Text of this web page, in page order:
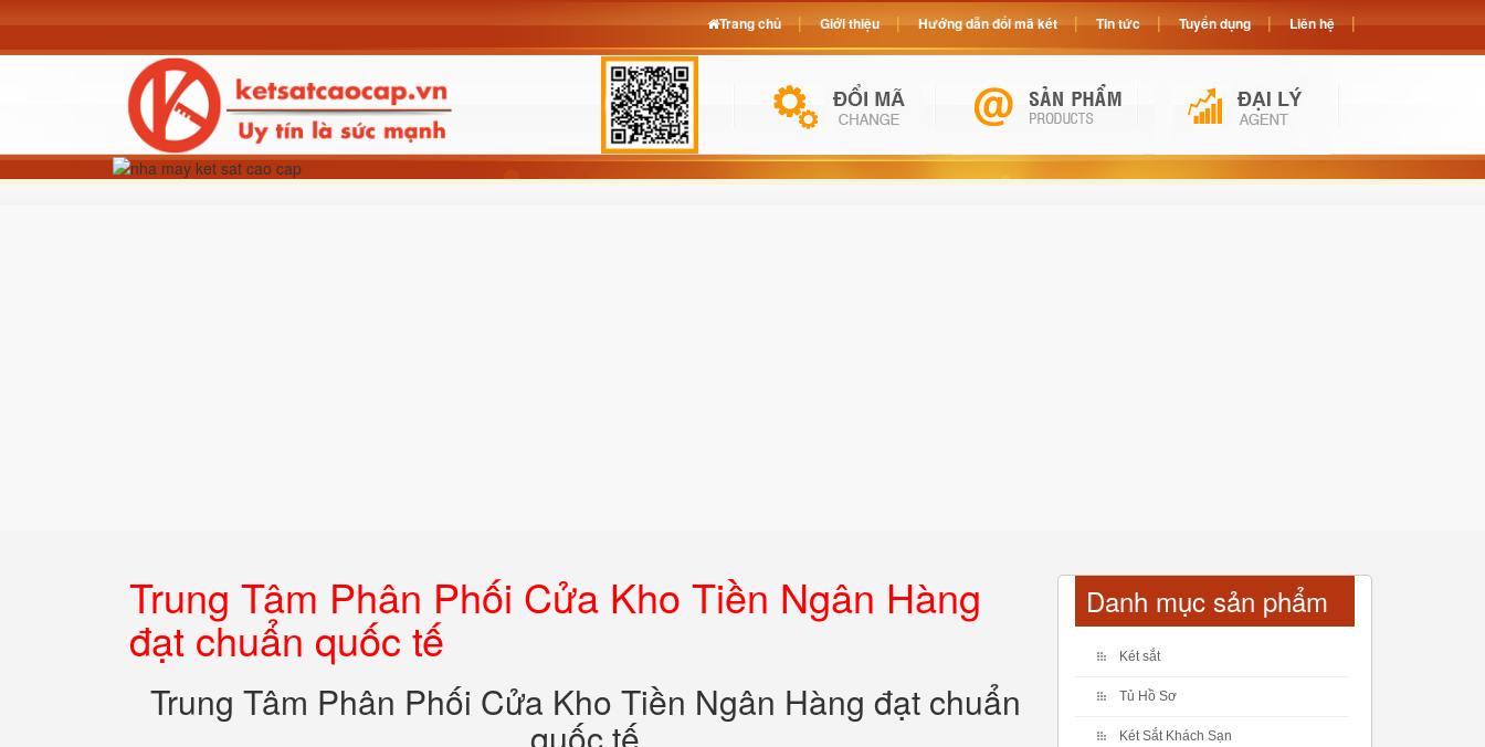
Trung Tâm Phân Phối Cửa Kho Tiền Ngân Hàng
đạt chuẩn quốc tế
Trung Tâm Phân Phối Cửa Kho Tiền Ngân Hàng đạt chuẩn
Danh mục sản phẩm
Két sắt
Tủ Hồ Sơ
Két Sắt Khách Sạn
Trang chủ Giới thiệu Hướng dẫn đổi mã két Tin tức Tuyển dụng Liên hệ